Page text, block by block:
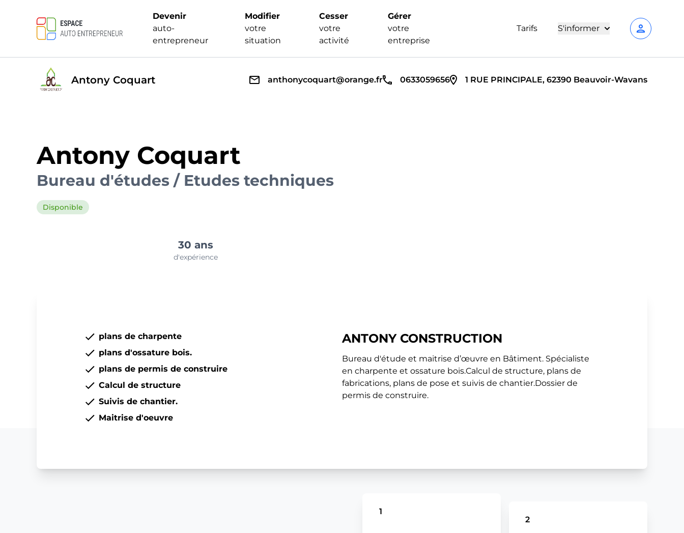
Devenir
auto-
entrepreneur
Modifier
votre
situation
Cesser
votre
activité
Gérer
votre
entreprise
Tarifs S'informer person
Antony Coquart anthonycoquart@orange.fr 0633059656 1 RUE PRINCIPALE, 62390 Beauvoir-Wavans
Antony Coquart
Bureau d'études / Etudes techniques
Disponible
30 ans
d'expérience
plans de charpente
plans d'ossature bois.
plans de permis de construire
Calcul de structure
Suivis de chantier.
Maitrise d'oeuvre
ANTONY CONSTRUCTION
Bureau d'étude et maitrise d’œuvre en Bâtiment. Spécialiste
en charpente et ossature bois.Calcul de structure, plans de
fabrications, plans de pose et suivis de chantier.Dossier de
permis de construire.
1
2